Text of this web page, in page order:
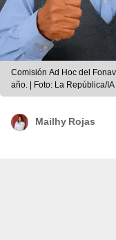
Comisión Ad Hoc del
año. | Foto: La República/IA
Mailhy Rojas